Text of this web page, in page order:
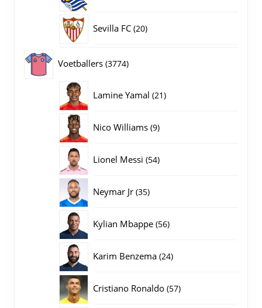
Sevilla FC 2020
Voetballers 37743774
Lamine Yamal 2121
Nico Williams 99
Lionel Messi 5454
Neymar Jr 3535
Kylian Mbappe 5656
Karim Benzema 2424
Cristiano Ronaldo 5757